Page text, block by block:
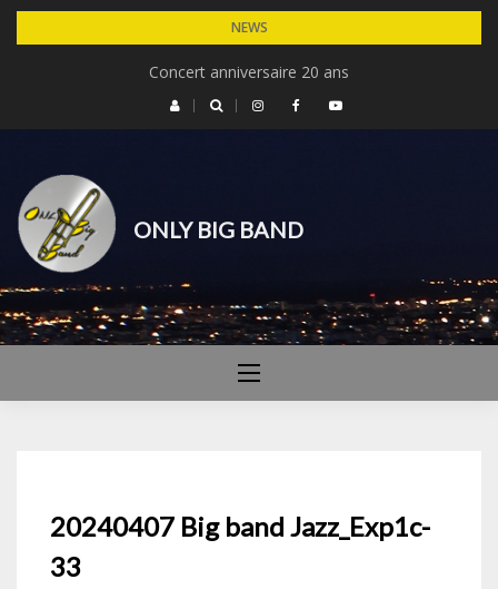
Skip
NEWS
Concert anniversaire 20 ans
Concert Michel Legrand – 30 ans du cinéma de Dardilly
ONLY BIG BAND
20240407 Big band Jazz_Exp1c-
33